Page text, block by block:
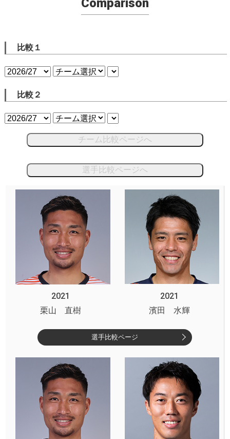
Comparison
比較１
比較２
チーム比較ページへ
選手比較ページへ
2021
2021
栗山 直樹
濱田 水輝
選手比較ページ